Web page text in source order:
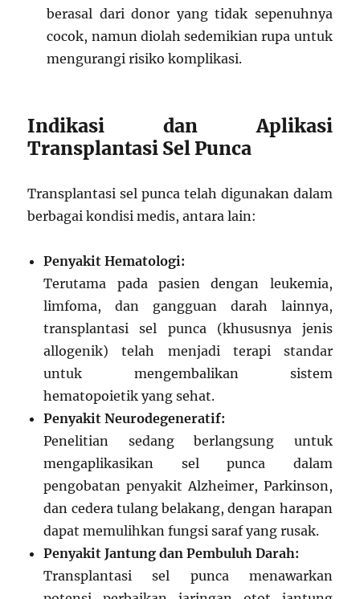
berasal dari donor yang tidak sepenuhnya
cocok, namun diolah sedemikian rupa untuk
mengurangi risiko komplikasi.
Indikasi dan Aplikasi
Transplantasi Sel Punca
Transplantasi sel punca telah digunakan dalam
berbagai kondisi medis, antara lain:
Penyakit Hematologi:
Terutama pada pasien dengan leukemia,
limfoma, dan gangguan darah lainnya,
transplantasi sel punca (khususnya jenis
allogenik) telah menjadi terapi standar
untuk mengembalikan sistem
hematopoietik yang sehat.
Penyakit Neurodegeneratif:
Penelitian sedang berlangsung untuk
mengaplikasikan sel punca dalam
pengobatan penyakit Alzheimer, Parkinson,
dan cedera tulang belakang, dengan harapan
dapat memulihkan fungsi saraf yang rusak.
Penyakit Jantung dan Pembuluh Darah:
Transplantasi sel punca menawarkan